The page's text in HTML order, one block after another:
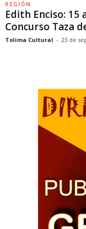
REGIÓN
Edith Enciso: 15
Concurso Taza
Tolima Cultural - 23 de